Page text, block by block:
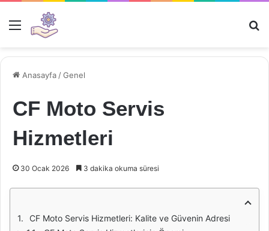
Menü
Anasayfa /Genel
CF Moto Servis
Hizmetleri
30 Ocak 2026 3 dakika okuma süresi
CF Moto Servis Hizmetleri: Kalite ve Güvenin Adresi